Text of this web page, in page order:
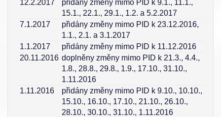
12.2.2017
přidány změny mimo PID k 9.1., 11.1.,
15.1., 22.1., 29.1., 1.2. a 5.2.2017
7.1.2017
přidány změny mimo PID k 23.12.2016,
1.1., 2.1. a 3.1.2017
1.1.2017
přidány změny mimo PID k 11.12.2016
20.11.2016 doplněny změny mimo PID k 21.3., 4.4.,
1.8., 28.8., 29.8., 1.9., 17.10., 31.10.,
1.11.2016
1.11.2016
přidány změny mimo PID k 9.10., 10.10.,
15.10., 16.10., 17.10., 21.10., 26.10.,
28.10., 30.10., 31.10., 1.11.2016